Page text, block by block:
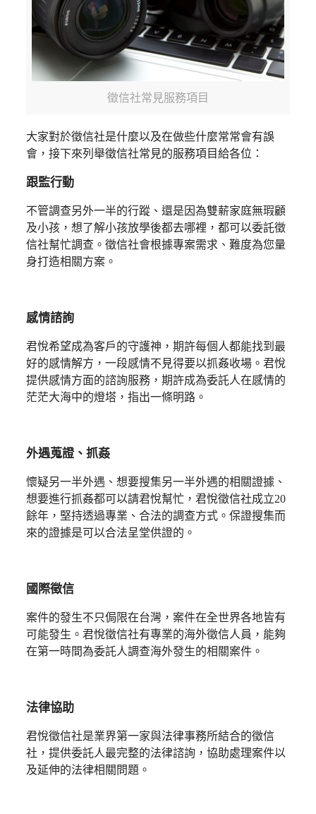
徵信社常見服務項目
大家對於徵信社是什麼以及在做些什麼常常會有誤
會，接下來列舉徵信社常見的服務項目給各位：
跟監行動
不管調查另外一半的行蹤、還是因為雙薪家庭無瑕顧
及小孩，想了解小孩放學後都去哪裡，都可以委託徵
信社幫忙調查。徵信社會根據專案需求、難度為您量
身打造相關方案。
感情諮詢
君悅希望成為客戶的守護神，期許每個人都能找到最
好的感情解方，一段感情不見得要以抓姦收場。君悅
提供感情方面的諮詢服務，期許成為委託人在感情的
茫茫大海中的燈塔，指出一條明路。
外遇蒐證、抓姦
懷疑另一半外遇、想要搜集另一半外遇的相關證據、
想要進行抓姦都可以請君悅幫忙，君悅徵信社成立20
餘年，堅持透過專業、合法的調查方式。保證搜集而
來的證據是可以合法呈堂供證的。
國際徵信
案件的發生不只侷限在台灣，案件在全世界各地皆有
可能發生。君悅徵信社有專業的海外徵信人員，能夠
在第一時間為委託人調查海外發生的相關案件。
法律協助
君悅徵信社是業界第一家與法律事務所結合的徵信
社，提供委託人最完整的法律諮詢，協助處理案件以
及延伸的法律相關問題。